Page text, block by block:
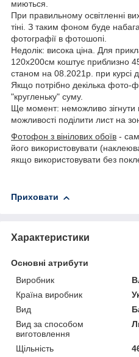
миються.
При правильному освітленні
тіні. З таким фоном буде
фотографії в фотошопі.
Недолік: висока ціна. Для
120х200см коштує приблизно
станом на 08.2021р. при курсі
Якщо потрібно декілька фото-
"кругленьку" суму.
Ще момент: неможливо
можливості поділити лист на
Фотофон з вінілових обоїв -
його використовувати
якщо використовувати без
Приховати
Характеристики
Основні атрибути
Виробник
Країна виробник
Вид
Вид за способом
виготовлення
Щільність